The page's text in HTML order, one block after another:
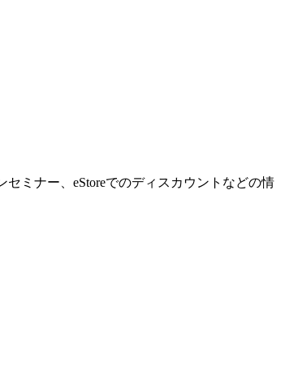
ミナー、eStoreでのディスカウントなどの情